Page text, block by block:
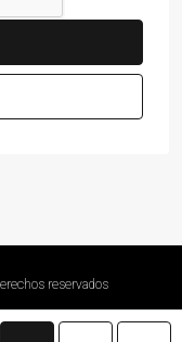
reservados